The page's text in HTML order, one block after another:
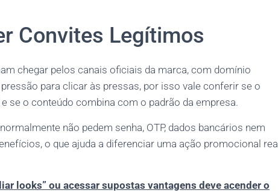
Convites Legítimos
chegar pelos canais oficiais da marca, com domínio
para clicar às pressas, por isso vale conferir se o
se o conteúdo combina com o padrão da empresa.
não pedem senha, OTP, dados bancários nem
o que ajuda a diferenciar uma ação promocional real
looks” ou acessar supostas vantagens deve acender o